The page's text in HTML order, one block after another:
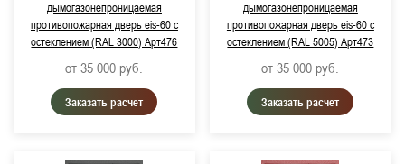
дымогазонепроницаемая
противопожарная дверь eis-60 с
остеклением (RAL 3000) Арт476
от 35 000 руб.
Заказать расчет
дымогазонепроницаемая
противопожарная дверь eis-60 с
остеклением (RAL 5005) Арт473
от 35 000 руб.
Заказать расчет